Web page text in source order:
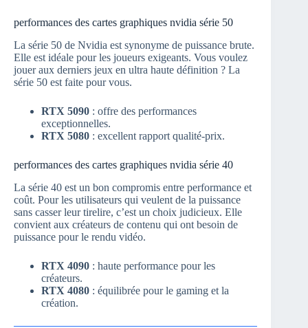
performances des cartes graphiques nvidia série 50
La série 50 de Nvidia est synonyme de puissance brute.
Elle est idéale pour les joueurs exigeants. Vous voulez
jouer aux derniers jeux en ultra haute définition ? La
série 50 est faite pour vous.
RTX 5090 : offre des performances
exceptionnelles.
RTX 5080 : excellent rapport qualité-prix.
performances des cartes graphiques nvidia série 40
La série 40 est un bon compromis entre performance et
coût. Pour les utilisateurs qui veulent de la puissance
sans casser leur tirelire, c’est un choix judicieux. Elle
convient aux créateurs de contenu qui ont besoin de
puissance pour le rendu vidéo.
RTX 4090 : haute performance pour les
créateurs.
RTX 4080 : équilibrée pour le gaming et la
création.